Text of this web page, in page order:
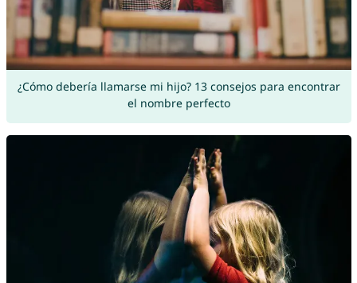
¿Cómo debería llamarse mi hijo? 13 consejos para encontrar
el nombre perfecto